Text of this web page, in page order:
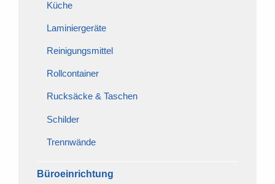
Küche
Laminiergeräte
Reinigungsmittel
Rollcontainer
Rucksäcke & Taschen
Schilder
Trennwände
Büroeinrichtung